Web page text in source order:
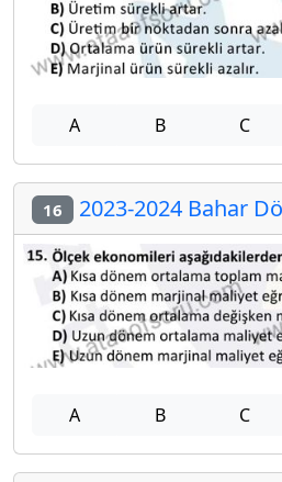
A B C
16 2023-2024 Bahar
A B C